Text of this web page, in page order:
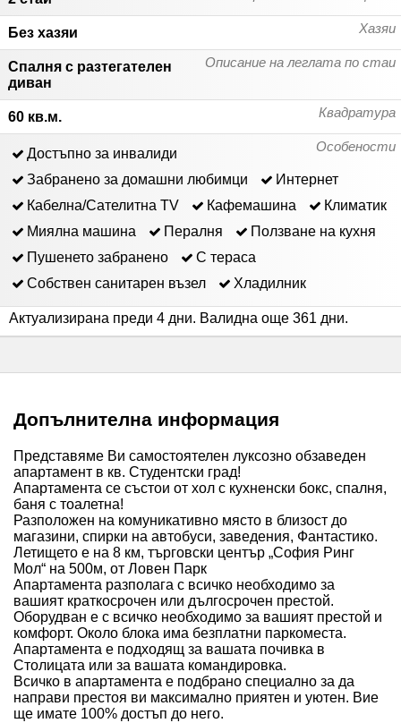
Хазяи
Без хазяи
Описание на леглата по стаи
Спалня с разтегателен
диван
Квадратура
60 кв.м.
Особености
Достъпно за инвалиди
Забранено за домашни любимци
Интернет
Кабелна/Сателитна ТV
Кафемашина
Климатик
Миялна машина
Пералня
Ползване на кухня
Пушенето забранено
С тераса
Собствен санитарен възел
Хладилник
Актуализирана преди 4 дни. Валидна още 361 дни.
Допълнителна информация
Представяме Ви самостоятелен луксозно обзаведен
апартамент в кв. Студентски град!
Апартамента се състои от хол с кухненски бокс, спалня,
баня с тоалетна!
Разположен на комуникативно място в близост до
магазини, спирки на автобуси, заведения, Фантастико.
Летището е на 8 км, търговски център „София Ринг
Мол“ на 500м, от Ловен Парк
Апартамента разполага с всичко необходимо за
вашият краткосрочен или дългосрочен престой.
Оборудван е с всичко необходимо за вашият престой и
комфорт. Около блока има безплатни паркоместа.
Апартамента е подходящ за вашата почивка в
Столицата или за вашата командировка.
Всичко в апартамента е подбрано специално за да
направи престоя ви максимално приятен и уютен. Вие
ще имате 100% достъп до него.